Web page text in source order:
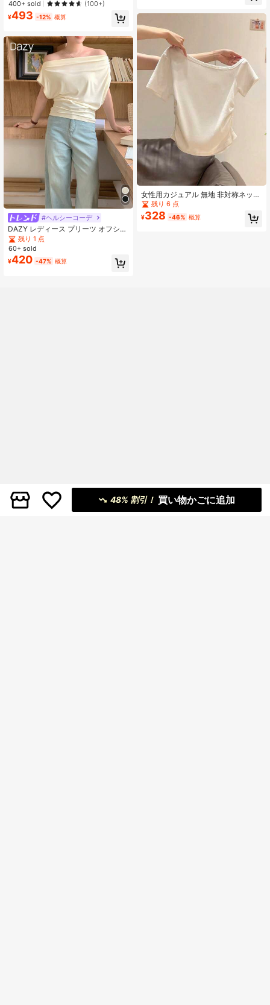
カジュアル 万能トップス ホワイト
400+ sold (100+)
¥493 -12% 概算
#ヘルシーコーデ
DAZY レディース プリーツ オフショ
ルダー 無地 カジュアル 半袖Tシャ
ツ、オフショルダートップス お出か
け用
残り 1 点
60+ sold
¥420 -47% 概算
女性用カジュアル 無地 非対称ネック
シャーリングTシャツ、夏用
残り 6 点
¥328 -46% 概算
48% 割引！ 買い物かごに追加